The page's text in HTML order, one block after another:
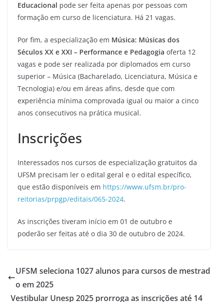
Educacional pode ser feita apenas por pessoas com
formação em curso de licenciatura. Há 21 vagas.
Por fim, a especialização em Música: Músicas dos
Séculos XX e XXI – Performance e Pedagogia oferta 12
vagas e pode ser realizada por diplomados em curso
superior – Música (Bacharelado, Licenciatura, Música e
Tecnologia) e/ou em áreas afins, desde que com
experiência mínima comprovada igual ou maior a cinco
anos consecutivos na prática musical.
Inscrições
Interessados nos cursos de especialização gratuitos da
UFSM precisam ler o edital geral e o edital específico,
que estão disponíveis em https://www.ufsm.br/pro-
reitorias/prpgp/editais/065-2024.
As inscrições tiveram início em 01 de outubro e
poderão ser feitas até o dia 30 de outubro de 2024.
UFSM seleciona 1027 alunos para cursos de mestrad
o em 2025
Vestibular Unesp 2025 prorroga as inscrições até 14